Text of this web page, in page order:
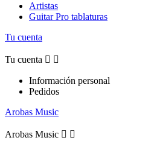
Artistas
Guitar Pro tablaturas
Tu cuenta
Tu cuenta  
Información personal
Pedidos
Arobas Music
Arobas Music  